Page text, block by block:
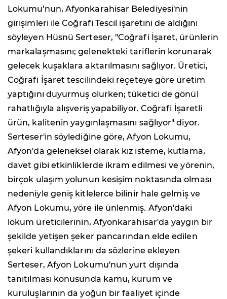
Lokumu'nun, Afyonkarahisar Belediyesi'nin
girişimleri ile Coğrafi Tescil işaretini de aldığını
söyleyen Hüsnü Serteser, "Coğrafi İşaret, ürünlerin
markalaşmasını; gelenekteki tariflerin korunarak
gelecek kuşaklara aktarılmasını sağlıyor. Üretici,
Coğrafi İşaret tescilindeki reçeteye göre üretim
yaptığını duyurmuş olurken; tüketici de gönül
rahatlığıyla alışveriş yapabiliyor. Coğrafi İşaretli
ürün, kalitenin yaygınlaşmasını sağlıyor" diyor.
Serteser'in söylediğine göre, Afyon Lokumu,
Afyon'da geleneksel olarak kız isteme, kutlama,
davet gibi etkinliklerde ikram edilmesi ve yörenin,
birçok ulaşım yolunun kesişim noktasında olması
nedeniyle geniş kitlelerce bilinir hale gelmiş ve
Afyon Lokumu, yöre ile ünlenmiş. Afyon'daki
lokum üreticilerinin, Afyonkarahisar'da yaygın bir
şekilde yetişen şeker pancarından elde edilen
şekeri kullandıklarını da sözlerine ekleyen
Serteser, Afyon Lokumu'nun yurt dışında
tanıtılması konusunda kamu, kurum ve
kuruluşlarının da yoğun bir faaliyet içinde